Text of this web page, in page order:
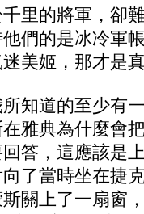
的將軍，卻
們的是冰冷軍
美姬，那才是
道的至少有
雅典為什麼會
答，這應該是
了當時坐在捷
關上了一扇窗